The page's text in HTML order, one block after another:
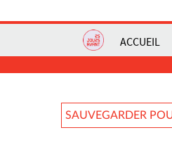
ACCUEIL
SAUVEGARDER